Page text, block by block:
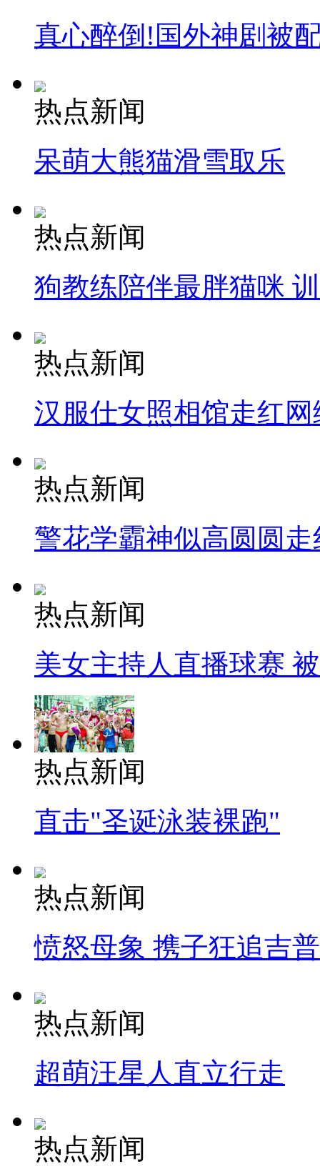
真心醉倒!国外神剧被
热点新闻
呆萌大熊猫滑雪取乐
热点新闻
狗教练陪伴最胖猫咪
热点新闻
汉服仕女照相馆走红网
热点新闻
警花学霸神似高圆圆走
热点新闻
美女主持人直播球赛
热点新闻
直击"圣诞泳装裸跑"
热点新闻
愤怒母象 携子狂追吉
热点新闻
超萌汪星人直立行走
热点新闻